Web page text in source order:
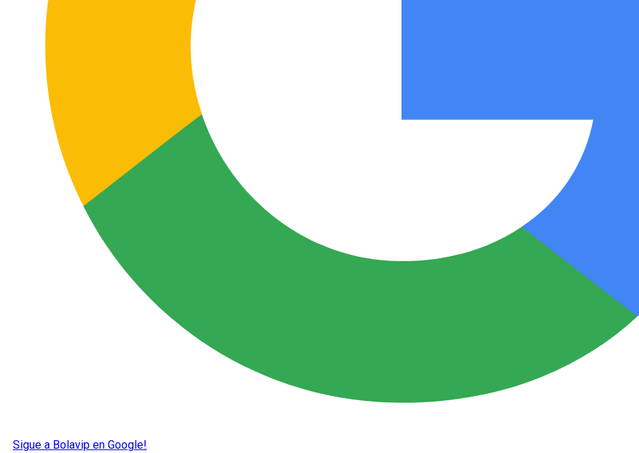
Sigue a Bolavip en Google!